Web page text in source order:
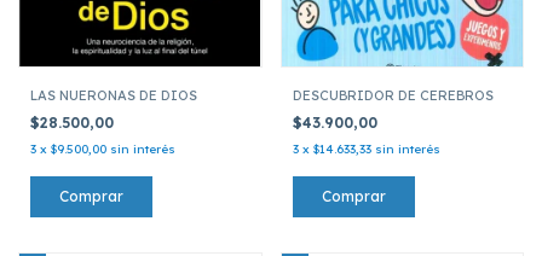
LAS NUERONAS DE DIOS
$28.500,00
3 x $9.500,00 sin interés
DESCUBRIDOR DE CEREBROS
$43.900,00
3 x $14.633,33 sin interés